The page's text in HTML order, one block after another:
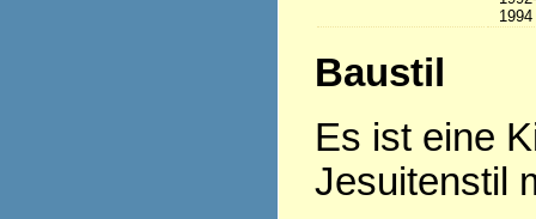
1994
Baustil
Es ist eine
Jesuitenstil